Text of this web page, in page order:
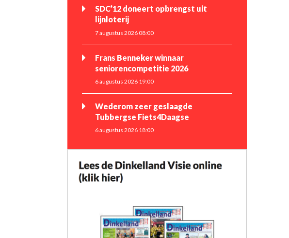
SDC’12 doneert opbrengst uit
lijnloterij
7 augustus 2026 08:00
Frans Benneker winnaar
seniorencompetitie 2026
6 augustus 2026 19:00
Wederom zeer geslaagde
Tubbergse Fiets4Daagse
6 augustus 2026 18:00